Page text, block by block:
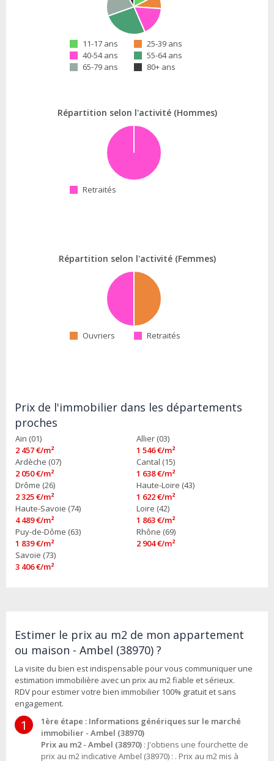
11-17 ans
25-39 ans
40-54 ans
55-64 ans
65-79 ans
80+ ans
Répartition selon l'activité (Hommes)
Retraités
Répartition selon l'activité (Femmes)
Ouvriers Retraités
Prix de l'immobilier dans les départements
proches
Ain (01)
2 457 €/m²
Allier (03)
1 546 €/m²
Ardèche (07)
2 050 €/m²
Cantal (15)
1 638 €/m²
Drôme (26)
2 325 €/m²
Haute-Loire (43)
1 622 €/m²
Haute-Savoie (74)
4 489 €/m²
Loire (42)
1 863 €/m²
Puy-de-Dôme (63)
1 839 €/m²
Rhône (69)
2 904 €/m²
Savoie (73)
3 406 €/m²
Estimer le prix au m2 de mon appartement
ou maison - Ambel (38970) ?
La visite du bien est indispensable pour vous communiquer une
estimation immobilière avec un prix au m2 fiable et sérieux.
RDV pour estimer votre bien immobilier 100% gratuit et sans
engagement.
1
1ère étape : Informations génériques sur le marché
immobilier - Ambel (38970)
Prix au m2 - Ambel (38970) : J'obtiens une fourchette de
prix au m2 indicative Ambel (38970) : . Prix au m2 mis à